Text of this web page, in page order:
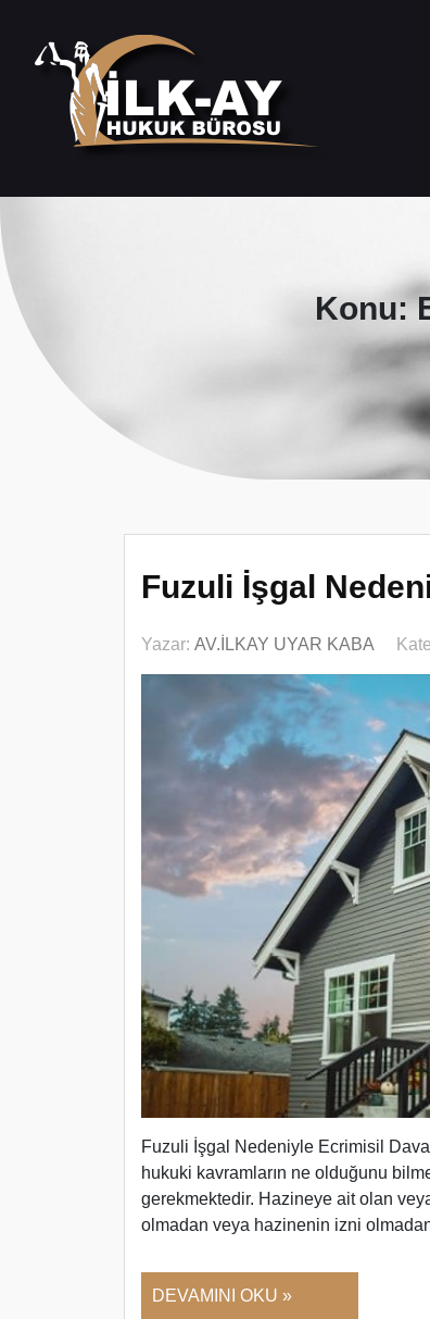
Konu:
Fuzuli İşgal
Yazar: AV.İLKAY UYAR KABA
Fuzuli İşgal Nedeniyle Ecrimisil
hukuki kavramların ne olduğunu
gerekmektedir. Hazineye ait olan
olmadan veya hazinenin izni
DEVAMINI OKU »